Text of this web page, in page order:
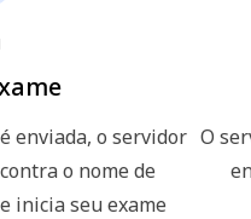
enviada, o servidor
o nome de
inicia seu exame
O